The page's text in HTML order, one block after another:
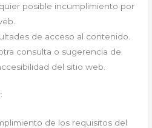
posible incumplimiento por
de acceso al contenido.
consulta o sugerencia de
del sitio web.
de los requisitos del